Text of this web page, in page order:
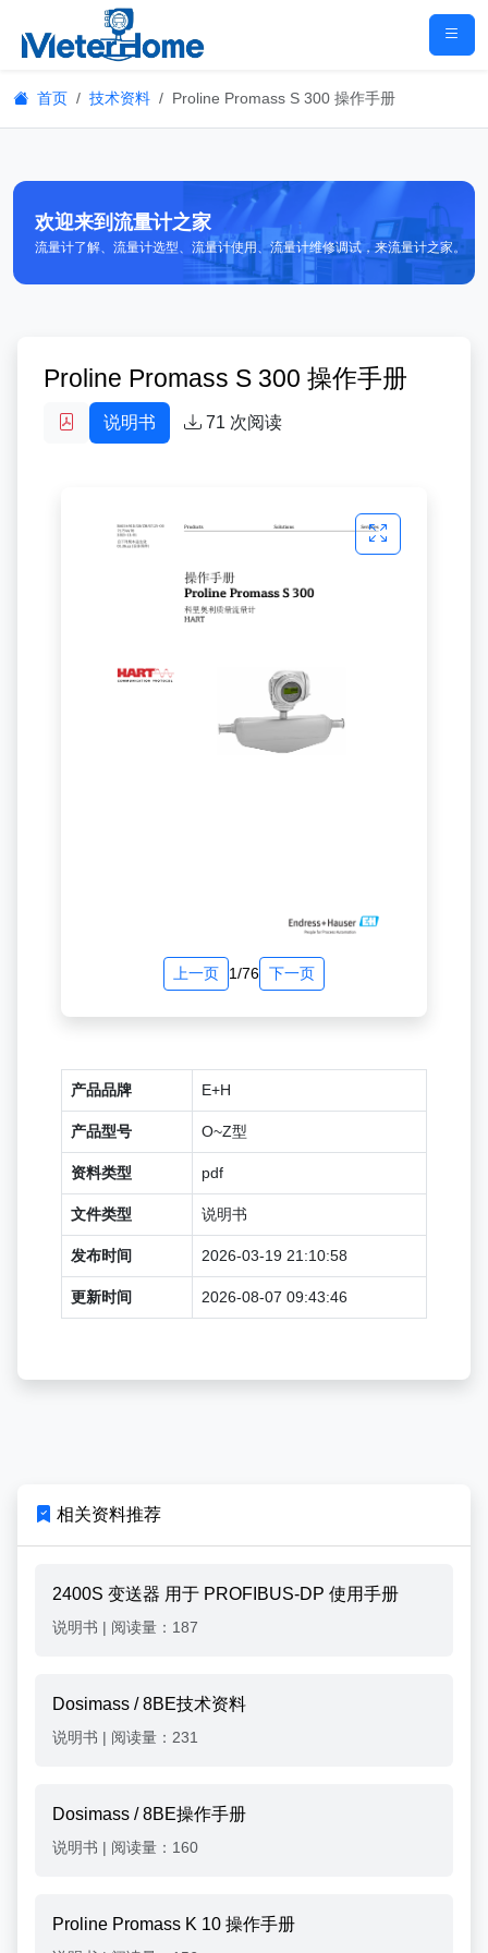
首页 技术资料 Proline Promass S 300 操作手册
欢迎来到流量计之家
流量计了解、流量计选型、流量计使用、流量计维修调试，来流量计之家。
Proline Promass S 300 操作手册
说明书 71 次阅读
上一页 1/76 下一页
产品品牌 E+H
产品型号 O~Z型
资料类型 pdf
文件类型 说明书
发布时间 2026-03-19 21:10:58
更新时间 2026-08-07 09:43:46
相关资料推荐
2400S 变送器 用于 PROFIBUS-DP 使用手册
说明书 | 阅读量：187
Dosimass / 8BE技术资料
说明书 | 阅读量：231
Dosimass / 8BE操作手册
说明书 | 阅读量：160
Proline Promass K 10 操作手册